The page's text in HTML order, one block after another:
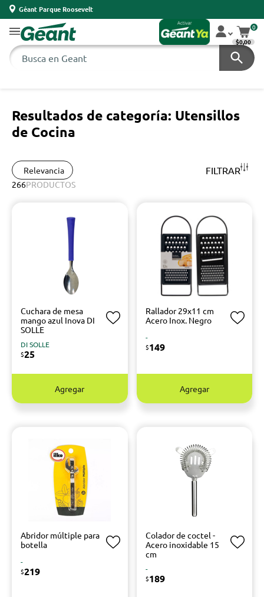
Géant Parque Roosevelt
0
$0,00
Resultados de categoría: Utensillos
de Cocina
Relevancia FILTRAR
266PRODUCTOS
Cuchara de mesa
mango azul Inova DI
SOLLE
DI SOLLE
$25
Agregar
Rallador 29x11 cm
Acero Inox. Negro
-
$149
Agregar
Abridor múltiple para
botella
-
$219
Colador de coctel -
Acero inoxidable 15
cm
-
$189